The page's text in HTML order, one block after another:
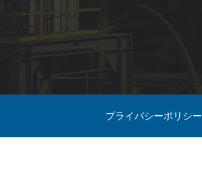
プライバシーポリシー